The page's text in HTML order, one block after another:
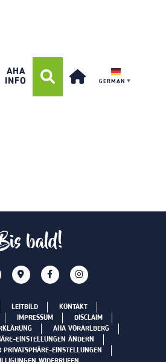
AHA
INFO
GERMAN ▼
bald!
LEITBILD
KONTAKT
IMPRESSUM
DISCLAIM
AHA VORARLBERG
EINSTELLUNGEN ÄNDERN
PRIVATSPHÄRE-EINSTELLUNGEN